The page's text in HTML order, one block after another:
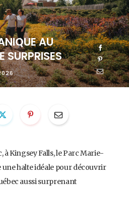
AU
SURPRISES
à Kingsey Falls, le Parc Marie-
une halte idéale pour découvrir
aussi surprenant